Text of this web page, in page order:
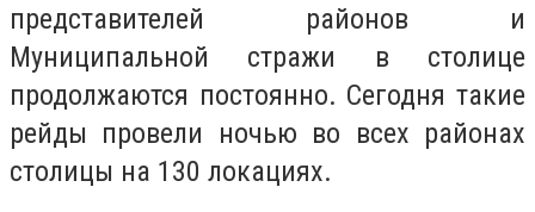
представителей районов и
Муниципальной стражи в столице
продолжаются постоянно. Сегодня такие
рейды провели ночью во всех районах
столицы на 130 локациях.